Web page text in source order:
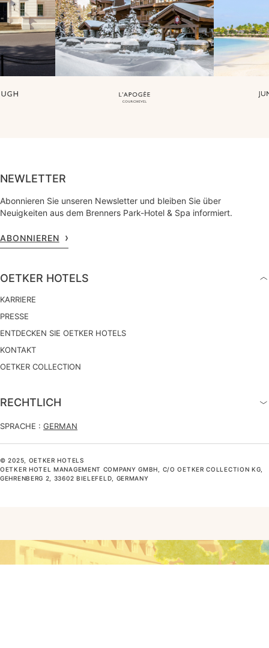
NEWLETTER
Abonnieren Sie unseren Newsletter und bleiben Sie über
Neuigkeiten aus dem Brenners Park-Hotel & Spa informiert.
ABONNIEREN
OETKER HOTELS
KARRIERE
PRESSE
ENTDECKEN SIE OETKER HOTELS
KONTAKT
OETKER COLLECTION
RECHTLICH
SPRACHE : GERMAN
© 2025, OETKER HOTELS
OETKER HOTEL MANAGEMENT COMPANY GMBH, C/O OETKER COLLECTION KG,
GEHRENBERG 2, 33602 BIELEFELD, GERMANY